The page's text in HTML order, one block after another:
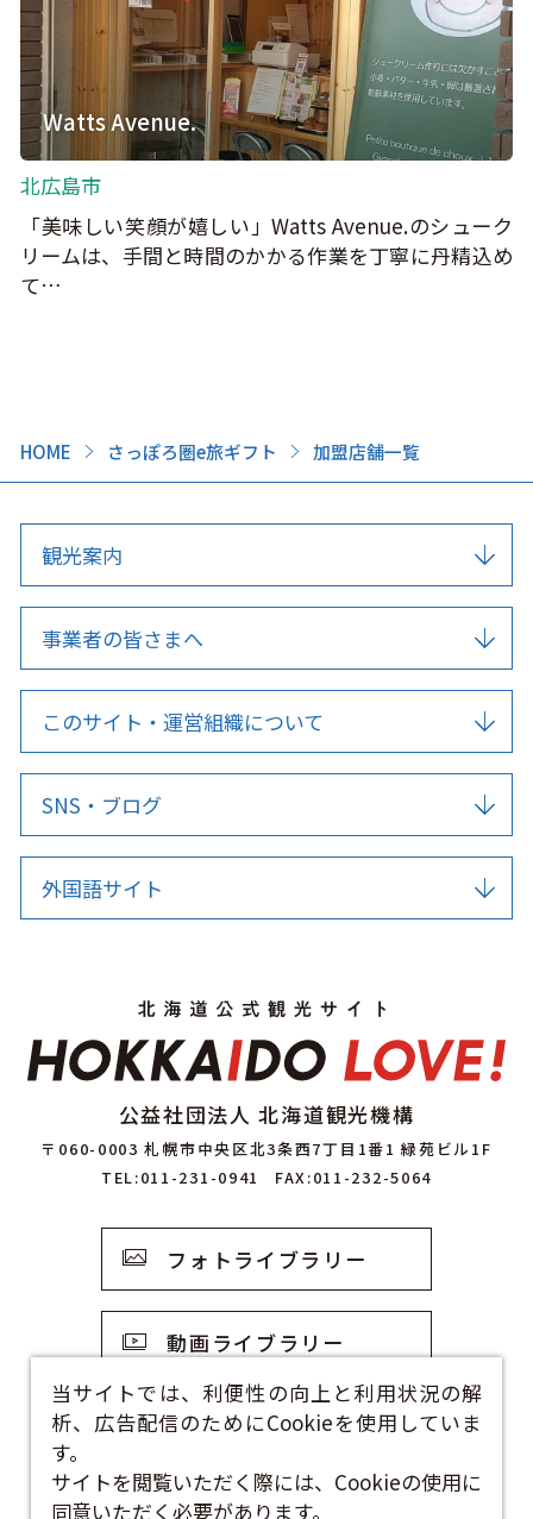
HOME さっぽろ圏e旅ギフト 加盟店舗一覧
Watts Avenue.
北広島市
「美味しい笑顔が嬉しい」Watts Avenue.のシューク
リームは、手間と時間のかかる作業を丁寧に丹精込め
て…
観光案内
事業者の皆さまへ
このサイト・運営組織について
SNS・ブログ
外国語サイト
公益社団法人 北海道観光機構
〒060-0003 札幌市中央区北3条西7丁目1番1 緑苑ビル1F
TEL:011-231-0941
FAX:011-232-5064
フォトライブラリー
動画ライブラリー
観光資料
お問い合わせフォーム
当サイトでは、利便性の向上と利用状況の解
析、広告配信のためにCookieを使用していま
す。
サイトを閲覧いただく際には、Cookieの使用に
同意いただく必要があります。